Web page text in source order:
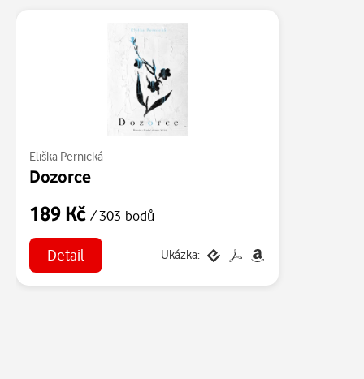
Eliška Pernická
Dozorce
189 Kč / 303 bodů
Detail Ukázka: